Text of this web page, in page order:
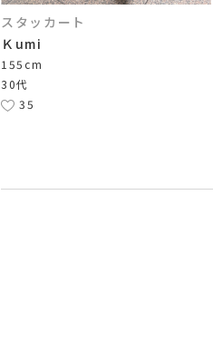
スタッカート
Ｋumi
155cm
30代
35